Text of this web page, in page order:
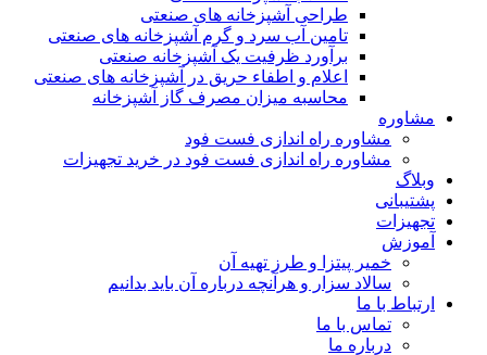
طراحی آشپزخانه های صنعتی
تامین آب سرد و گرم آشپزخانه های صنعتی
برآورد ظرفیت یک آشپزخانه صنعتی
اعلام و اطفاء حریق در آشپزخانه های صنعتی
محاسبه میزان مصرف گاز آشپزخانه
مشاوره
مشاوره راه اندازی فست فود
مشاوره راه اندازی فست فود در خرید تجهیزات
وبلاگ
پشتیبانی
تجهیزات
آموزش
خمیر پیتزا و طرز تهیه آن
سالاد سزار و هرآنچه درباره آن باید بدانیم
ارتباط با ما
تماس با ما
درباره ما